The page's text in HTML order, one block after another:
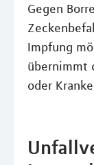
Gegen
Impfung
übernimmt
oder